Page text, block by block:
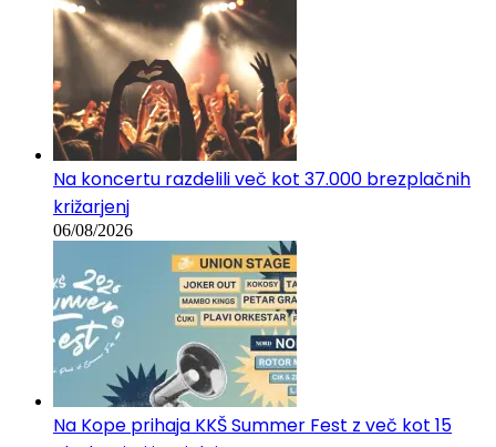
Na koncertu razdelili več kot 37.000 brezplačnih
križarjenj
06/08/2026
Na Kope prihaja KKŠ Summer Fest z več kot 15